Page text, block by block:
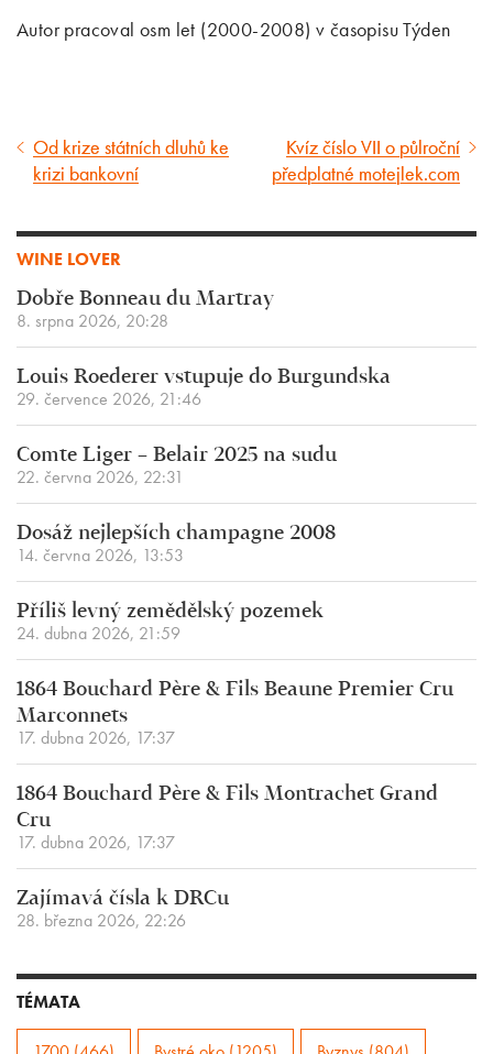
Autor pracoval osm let (2000-2008) v časopisu Týden
Předcházející
článek
Od krize státních dluhů ke
krizi bankovní
Následující
článek
Kvíz číslo VII o půlroční
předplatné motejlek.com
WINE LOVER
Dobře Bonneau du Martray
8. srpna 2026, 20:28
Louis Roederer vstupuje do Burgundska
29. července 2026, 21:46
Comte Liger – Belair 2025 na sudu
22. června 2026, 22:31
Dosáž nejlepších champagne 2008
14. června 2026, 13:53
Příliš levný zemědělský pozemek
24. dubna 2026, 21:59
1864 Bouchard Père & Fils Beaune Premier Cru
Marconnets
17. dubna 2026, 17:37
1864 Bouchard Père & Fils Montrachet Grand
Cru
17. dubna 2026, 17:37
Zajímavá čísla k DRCu
28. března 2026, 22:26
TÉMATA